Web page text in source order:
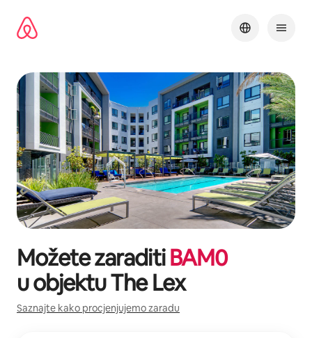
sadržaj
Možete zaraditiBAM0
u objektuThe Lex
Saznajte kako procjenjujemo zaradu